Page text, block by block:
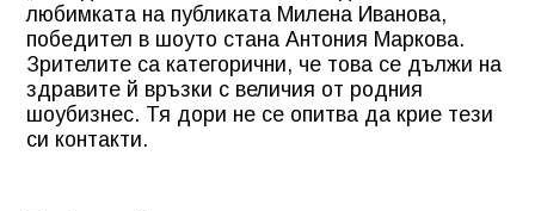
любимката на публиката Милена Иванова,
победител в шоуто стана Антония Маркова.
Зрителите са категорични, че това се дължи на
здравите й връзки с величия от родния
шоубизнес. Тя дори не се опитва да крие тези
си контакти.